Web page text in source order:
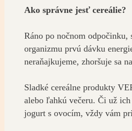
Ako správne jesť cereálie?
Ráno po nočnom odpočinku,
organizmu prvú dávku
neraňajkujeme, zhoršuje sa
Sladké cereálne produkty
alebo ľahkú večeru. Či už
jogurt s ovocím, vždy vám